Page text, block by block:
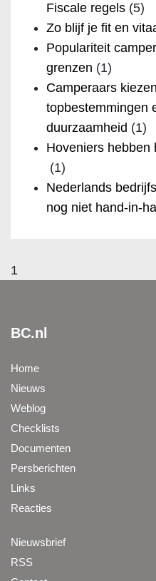
Fiscale regels (5)
Zo blijf je fit en
Populariteit
grenzen (1)
Camperaars
topbestemmingen
duurzaamheid (1)
Hoveniers hebben
(1)
Nederlands
nog niet hand-in-
1
BC.nl
Home
Nieuws
Weblog
Checklists
Documenten
Persberichten
Links
Reacties
Nieuwsbrief
RSS